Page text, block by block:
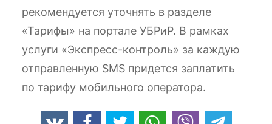
рекомендуется уточнять в разделе
«Тарифы» на портале УБРиР. В рамках
услуги «Экспресс-контроль» за каждую
отправленную SMS придется заплатить
по тарифу мобильного оператора.